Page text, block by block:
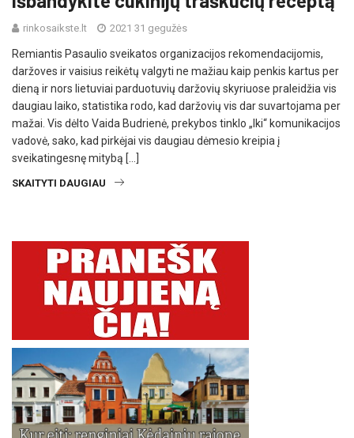
rinkosaikste.lt 2021 31 gegužės
Remiantis Pasaulio sveikatos organizacijos rekomendacijomis,
daržoves ir vaisius reikėtų valgyti ne mažiau kaip penkis kartus per
dieną ir nors lietuviai parduotuvių daržovių skyriuose praleidžia vis
daugiau laiko, statistika rodo, kad daržovių vis dar suvartojama per
mažai. Vis dėlto Vaida Budrienė, prekybos tinklo „Iki“ komunikacijos
vadovė, sako, kad pirkėjai vis daugiau dėmesio kreipia į
sveikatingesnę mitybą […]
SKAITYTI DAUGIAU